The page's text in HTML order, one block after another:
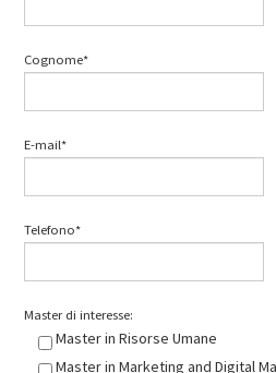
Cognome*
E-mail*
Telefono*
Master di interesse:
Master in Risorse Umane
Master in Marketing and Digital